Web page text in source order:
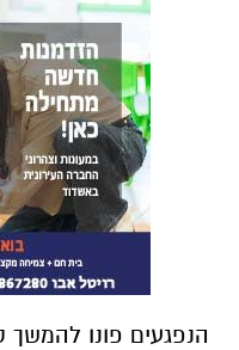
הנפגעים פונו להמשך